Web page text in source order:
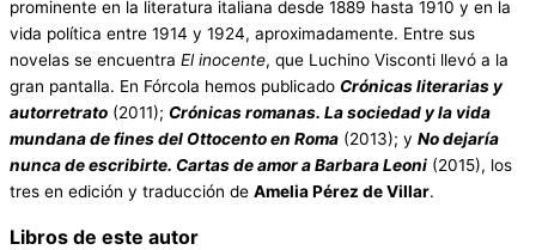
prominente en la literatura italiana desde 1889 hasta 1910 y en la
vida política entre 1914 y 1924, aproximadamente. Entre sus
novelas se encuentra El inocente, que Luchino Visconti llevó a la
gran pantalla. En Fórcola hemos publicado Crónicas literarias y
autorretrato (2011); Crónicas romanas. La sociedad y la vida
mundana de fines del Ottocento en Roma (2013); y No dejaría
nunca de escribirte. Cartas de amor a Barbara Leoni (2015), los
tres en edición y traducción de Amelia Pérez de Villar.
Libros de este autor